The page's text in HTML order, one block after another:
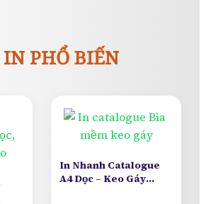
PHỔ BIẾN
In Nhanh Catalogue
A4 Dọc – Keo Gáy